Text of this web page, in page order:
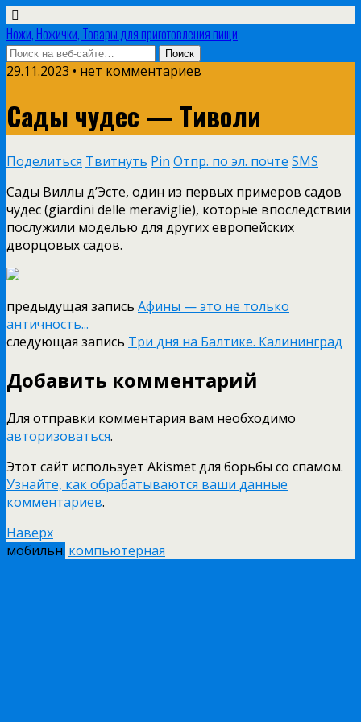
Ножи, Ножички, Товары для приготовления пищи
29.11.2023 • нет комментариев
Сады чудес — Тиволи
Поделиться Твитнуть Pin Отпр. по эл. почте SMS
Сады Виллы д’Эсте, один из первых примеров садов
чудес (giardini delle meraviglie), которые впоследствии
послужили моделью для других европейских
дворцовых садов.
предыдущая запись Афины — это не только
античность...
следующая запись Три дня на Балтике. Калининград
Добавить комментарий
Для отправки комментария вам необходимо
авторизоваться.
Этот сайт использует Akismet для борьбы со спамом.
Узнайте, как обрабатываются ваши данные
комментариев.
Наверх
мобильн. компьютерная